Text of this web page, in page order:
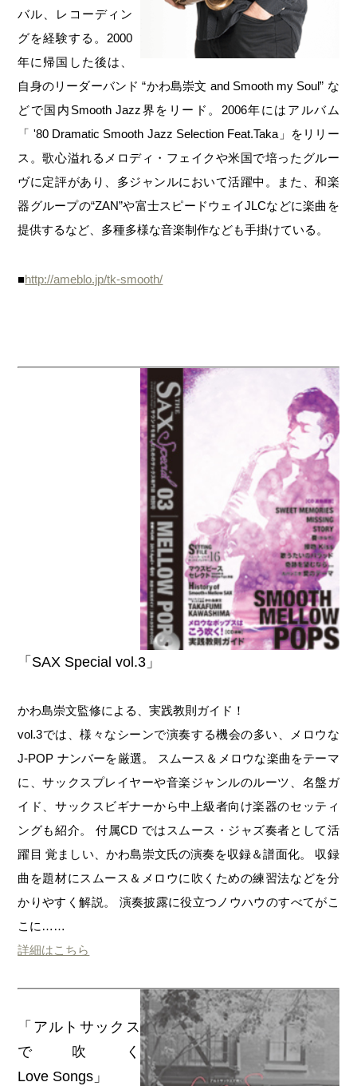
バル、レコーディン
グを経験する。2000
年に帰国した後は、
自身のリーダーバンド “かわ島崇文 and Smooth my Soul” な
どで国内Smooth Jazz界をリード。2006年にはアルバム
「 '80 Dramatic Smooth Jazz Selection Feat.Taka」をリリー
ス。歌心溢れるメロディ・フェイクや米国で培ったグルー
ヴに定評があり、多ジャンルにおいて活躍中。また、和楽
器グループの“ZAN”や富士スピードウェイJLCなどに楽曲を
提供するなど、多種多様な音楽制作なども手掛けている。
■http://ameblo.jp/tk-smooth/
「SAX Special vol.3」
かわ島崇文監修による、実践教則ガイド！
vol.3では、様々なシーンで演奏する機会の多い、メロウな
J-POP ナンバーを厳選。 スムース＆メロウな楽曲をテーマ
に、サックスプレイヤーや音楽ジャンルのルーツ、名盤ガ
イド、サックスビギナーから中上級者向け楽器のセッティ
ングも紹介。 付属CD ではスムース・ジャズ奏者として活
躍目 覚ましい、かわ島崇文氏の演奏を収録＆譜面化。 収録
曲を題材にスムース＆メロウに吹くための練習法などを分
かりやすく解説。 演奏披露に役立つノウハウのすべてがこ
こに……
詳細はこちら
「アルトサックス
で吹く
Love Songs」